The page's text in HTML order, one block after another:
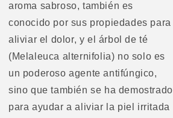
aroma sabroso, también es
conocido por sus propiedades para
aliviar el dolor, y el árbol de té
(Melaleuca alternifolia) no solo es
un poderoso agente antifúngico,
sino que también se ha demostrado
para ayudar a aliviar la piel irritada